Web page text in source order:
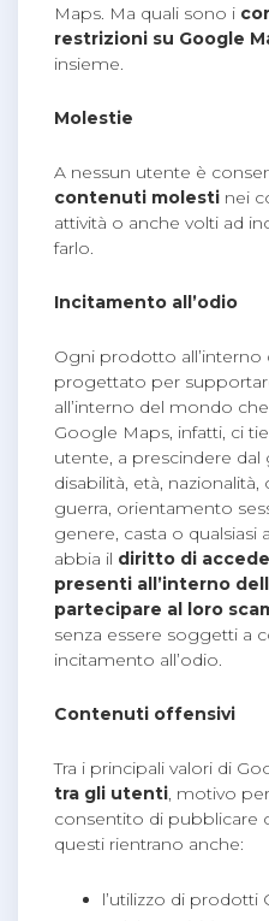
Maps. Ma quali sono i
restrizioni su Google
insieme.
Molestie
A nessun utente è
contenuti molesti nei
attività o anche volti ad
farlo.
Incitamento all’odio
Ogni prodotto
progettato per
all’interno del mondo
Google Maps, infatti, ci
utente, a prescindere
disabilità, età,
guerra, orientamento
genere, casta o qualsiasi
abbia il diritto di
presenti all’interno
partecipare al loro
senza essere soggetti a
incitamento all’odio.
Contenuti offensivi
Tra i principali valori di
tra gli utenti, motivo
consentito di pubblicare
questi rientrano anche:
l’utilizzo di prodotti